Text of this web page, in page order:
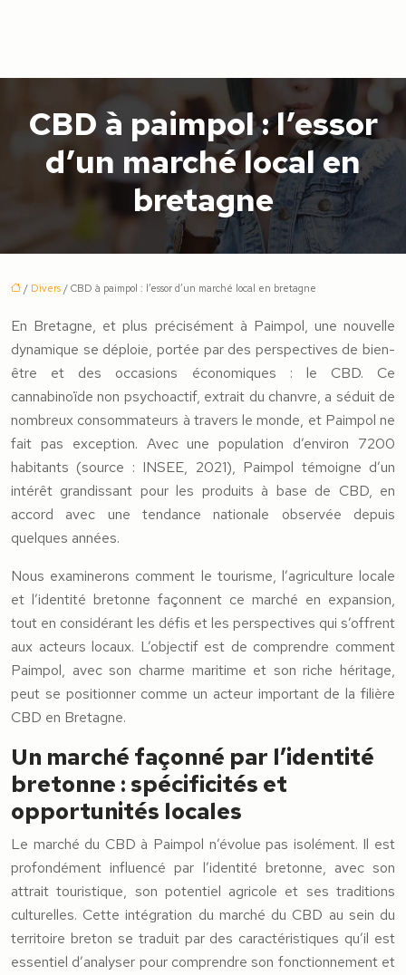
CBD à paimpol : l’essor
d’un marché local en
bretagne
/ Divers / CBD à paimpol : l’essor d’un marché local en bretagne
En Bretagne, et plus précisément à Paimpol, une nouvelle
dynamique se déploie, portée par des perspectives de bien-
être et des occasions économiques : le CBD. Ce
cannabinoïde non psychoactif, extrait du chanvre, a séduit de
nombreux consommateurs à travers le monde, et Paimpol ne
fait pas exception. Avec une population d’environ 7200
habitants (source : INSEE, 2021), Paimpol témoigne d’un
intérêt grandissant pour les produits à base de CBD, en
accord avec une tendance nationale observée depuis
quelques années.
Nous examinerons comment le tourisme, l’agriculture locale
et l’identité bretonne façonnent ce marché en expansion,
tout en considérant les défis et les perspectives qui s’offrent
aux acteurs locaux. L’objectif est de comprendre comment
Paimpol, avec son charme maritime et son riche héritage,
peut se positionner comme un acteur important de la filière
CBD en Bretagne.
Un marché façonné par l’identité
bretonne : spécificités et
opportunités locales
Le marché du CBD à Paimpol n’évolue pas isolément. Il est
profondément influencé par l’identité bretonne, avec son
attrait touristique, son potentiel agricole et ses traditions
culturelles. Cette intégration du marché du CBD au sein du
territoire breton se traduit par des caractéristiques qu’il est
essentiel d’analyser pour comprendre son fonctionnement et